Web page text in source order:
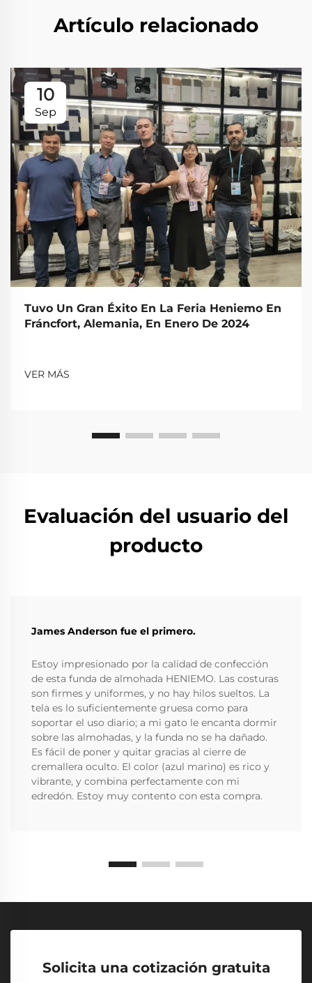
Artículo relacionado
10
Sep
Tuvo Un Gran Éxito En La Feria Heniemo En
Fráncfort, Alemania, En Enero De 2024
VER MÁS
Evaluación del usuario del
producto
James Anderson fue el primero.
Estoy impresionado por la calidad de confección
de esta funda de almohada HENIEMO. Las costuras
son firmes y uniformes, y no hay hilos sueltos. La
tela es lo suficientemente gruesa como para
soportar el uso diario; a mi gato le encanta dormir
sobre las almohadas, y la funda no se ha dañado.
Es fácil de poner y quitar gracias al cierre de
cremallera oculto. El color (azul marino) es rico y
vibrante, y combina perfectamente con mi
edredón. Estoy muy contento con esta compra.
Solicita una cotización gratuita